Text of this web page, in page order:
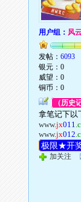
用户组： 风
发帖：6093
银元：0
威望：0
铜币：0
（历史
拿笔记下以
www.jx011
www.jx012
极限★开
加关注